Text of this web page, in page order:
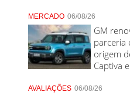
MERCADO 06/08/26
GM
parceria
origem
Captiva
AVALIAÇÕES 06/08/26